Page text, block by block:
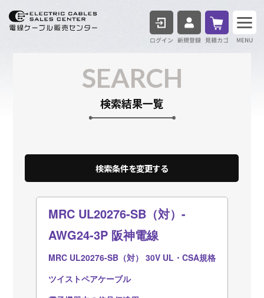
ログイン 見積
SEARCH
検索結果一覧
MRC UL20276-SB（対）-
AWG24-3P 阪神電線
MRC UL20276-SB（対） 30V UL・CSA規格
ツイストペアケーブル